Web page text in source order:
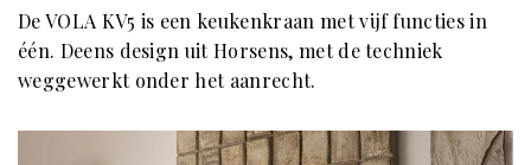
De VOLA KV5 is een keukenkraan met vijf functies in
één. Deens design uit Horsens, met de techniek
weggewerkt onder het aanrecht.